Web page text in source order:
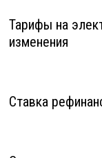
Тарифы на
изменения
Ставка